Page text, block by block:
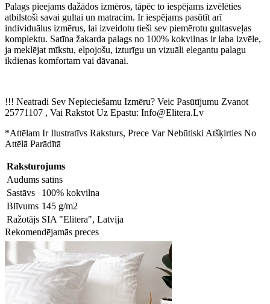
Palags pieejams dažādos izmēros, tāpēc to iespējams izvēlēties
atbilstoši savai gultai un matracim. Ir iespējams pasūtīt arī
individuālus izmērus, lai izveidotu tieši sev piemērotu gultasveļas
komplektu. Satīna žakarda palags no 100% kokvilnas ir laba izvēle,
ja meklējat mīkstu, elpojošu, izturīgu un vizuāli elegantu palagu
ikdienas komfortam vai dāvanai.
!!! Neatradi Sev Nepieciešamu Izmēru? Veic Pasūtījumu Zvanot
25771107 , Vai Rakstot Uz Epastu: Info@Elitera.Lv
*Attēlam Ir Ilustratīvs Raksturs, Prece Var Nebūtiski Atšķirties No
Attēlā Parādītā
Raksturojums
Audums satīns
Sastāvs
100% kokvilna
Blīvums 145 g/m2
Ražotājs SIA "Elitera", Latvija
Rekomendējamās preces